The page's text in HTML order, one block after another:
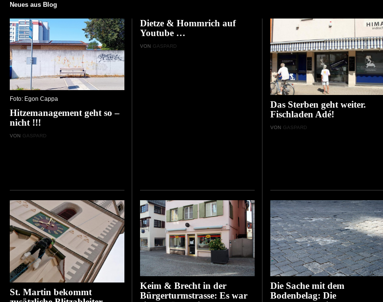
Neues aus Blog
Foto: Egon Cappa
Hitzemanagement geht so –
nicht !!!
VON GASPARD
Dietze & Hommrich auf
Youtube …
VON GASPARD
Das Sterben geht weiter.
Fischladen Adé!
VON GASPARD
St. Martin bekommt
Keim & Brecht in der
Bürgerturmstrasse: Es war
Die Sache mit dem
Bodenbelag: Die